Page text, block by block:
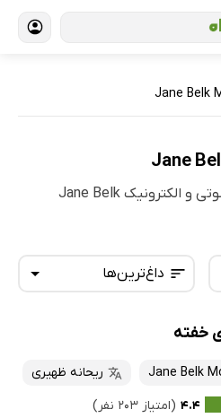
Jane Belk
مشاهده و خرید کتاب‌های صوتی و الکترونیک Jane Belk
داغ‌ترین‌ها
تازه‌ها
داغ‌ترین‌ها
پرفروش‌ها
خفته
Jane Belk
ریحانه ظهیری
۴.۴ (امتیاز ۲۰۳ نفر)